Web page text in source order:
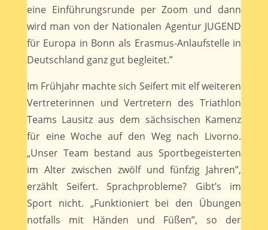
eine Einführungsrunde per Zoom und dann
wird man von der Nationalen Agentur JUGEND
für Europa in Bonn als Erasmus-Anlaufstelle in
Deutschland ganz gut begleitet.”
Im Frühjahr machte sich Seifert mit elf weiteren
Vertreterinnen und Vertretern des Triathlon
Teams Lausitz aus dem sächsischen Kamenz
für eine Woche auf den Weg nach Livorno.
„Unser Team bestand aus Sportbegeisterten
im Alter zwischen zwölf und fünfzig Jahren”,
erzählt Seifert. Sprachprobleme? Gibt’s im
Sport nicht. „Funktioniert bei den Übungen
notfalls mit Händen und Füßen”, so der